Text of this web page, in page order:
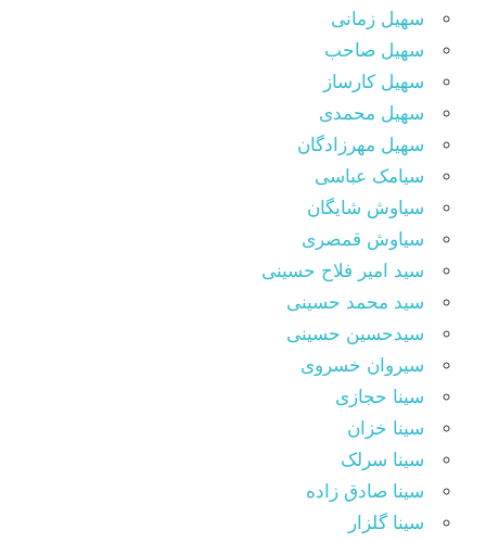
سهیل زمانی
سهیل صاحب
سهیل کارساز
سهیل محمدی
سهیل مهرزادگان
سیامک عباسی
سیاوش شایگان
سیاوش قمصری
سید امیر فلاح حسینی
سید محمد حسینی
سیدحسین حسینی
سیروان خسروی
سینا حجازی
سینا خزان
سینا سرلک
سینا صادق زاده
سینا گلزار